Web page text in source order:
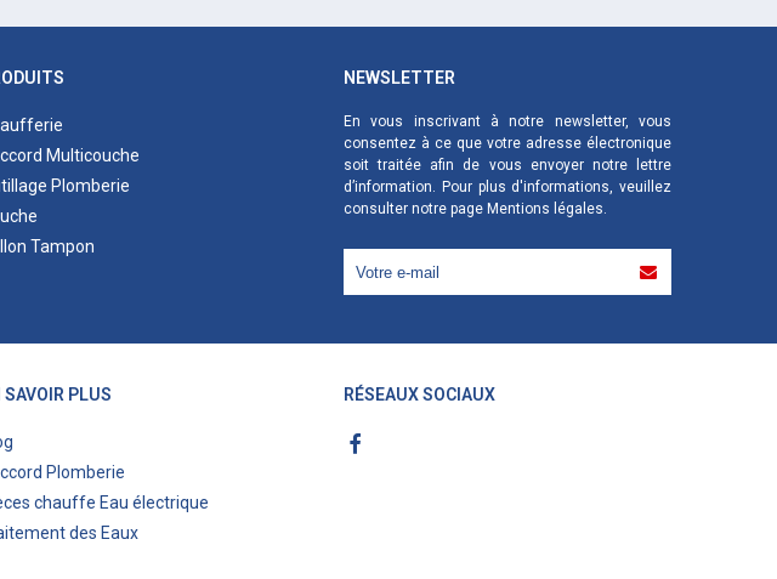
Multicouche
Plomberie
Tampon
NEWSLETTER
En vous inscrivant à notre newsletter, vous
consentez à ce que votre adresse électronique
soit traitée afin de vous envoyer notre lettre
d’information. Pour plus d'informations, veuillez
consulter notre page Mentions légales.
SAVOIR PLUS
Plomberie
chauffe Eau électrique
des Eaux
RÉSEAUX SOCIAUX